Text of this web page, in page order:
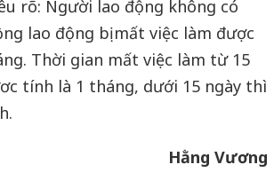
rõ: Người lao động không có
lao động bị mất việc làm được
Thời gian mất việc làm từ 15
tính là 1 tháng, dưới 15 ngày thì
Hằng Vương